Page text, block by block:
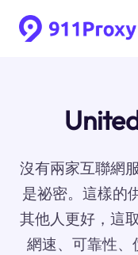
沒有兩家互聯網
是祕密。這樣的
其他人更好，這
網速、可靠性、